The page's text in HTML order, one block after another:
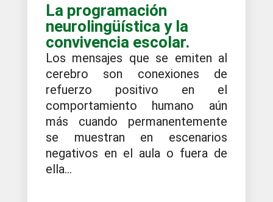
La programación
neurolingüística y la
convivencia escolar.
Los mensajes que se emiten al
cerebro son conexiones de
refuerzo positivo en el
comportamiento humano aún
más cuando permanentemente
se muestran en escenarios
negativos en el aula o fuera de
ella...